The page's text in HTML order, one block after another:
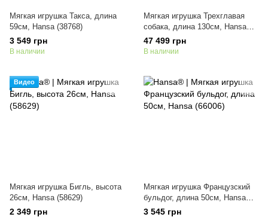
Мягкая игрушка Такса, длина
59см, Hansa (38768)
3 549 грн
В наличии
Мягкая игрушка Трехглавая
собака, длина 130см, Hansa
(51460)
47 499 грн
В наличии
Видео
Мягкая игрушка Бигль, высота
26см, Hansa (58629)
2 349 грн
Мягкая игрушка Французский
бульдог, длина 50см, Hansa
(66006)
3 545 грн